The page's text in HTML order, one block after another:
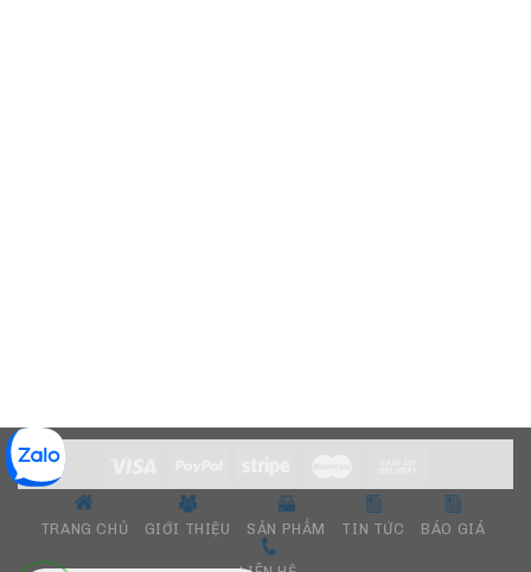
TRANG CHỦ GIỚI THIỆU SẢN PHẨM TIN TỨC BÁO GIÁ